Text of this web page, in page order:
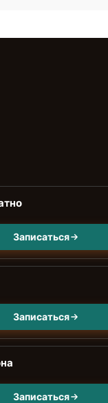
Записаться
Записаться
Записаться